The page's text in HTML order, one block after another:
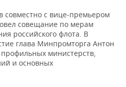
совместно с вице-премьером
совещание по мерам
российского флота. В
глава Минпромторга Антон
министерств,
и основных